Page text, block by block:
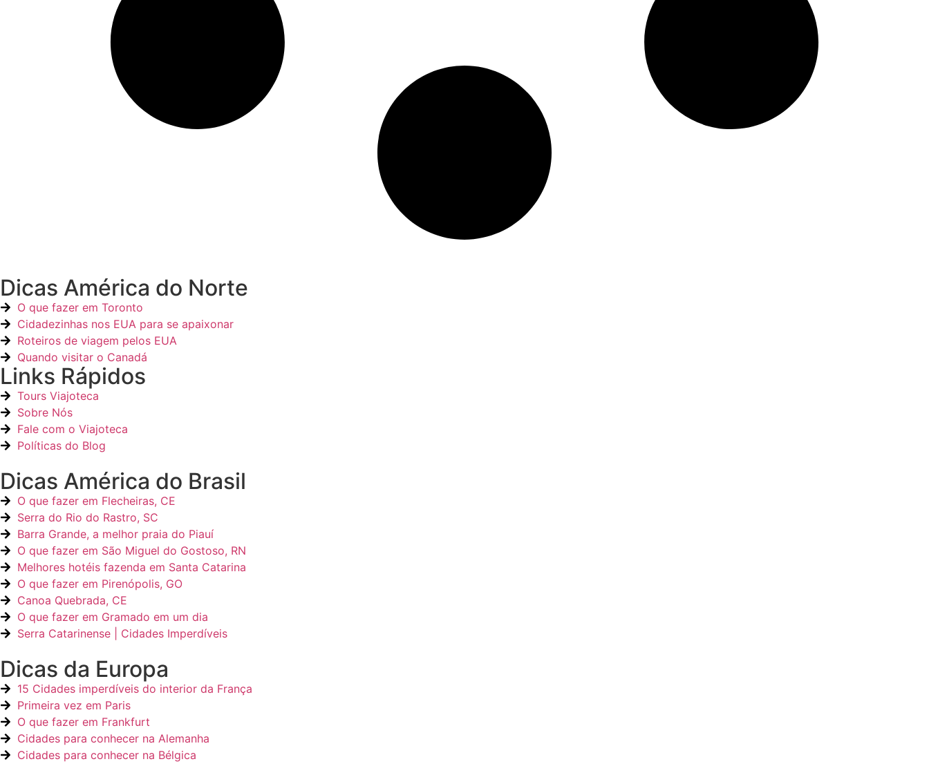
Dicas América do Norte
O que fazer em Toronto
Cidadezinhas nos EUA para se apaixonar
Roteiros de viagem pelos EUA
Quando visitar o Canadá
Links Rápidos
Tours Viajoteca
Sobre Nós
Fale com o Viajoteca
Políticas do Blog
Dicas América do Brasil
O que fazer em Flecheiras, CE
Serra do Rio do Rastro, SC
Barra Grande, a melhor praia do Piauí
O que fazer em São Miguel do Gostoso, RN
Melhores hotéis fazenda em Santa Catarina
O que fazer em Pirenópolis, GO
Canoa Quebrada, CE
O que fazer em Gramado em um dia
Serra Catarinense | Cidades Imperdíveis
Dicas da Europa
15 Cidades imperdíveis do interior da França
Primeira vez em Paris
O que fazer em Frankfurt
Cidades para conhecer na Alemanha
Cidades para conhecer na Bélgica